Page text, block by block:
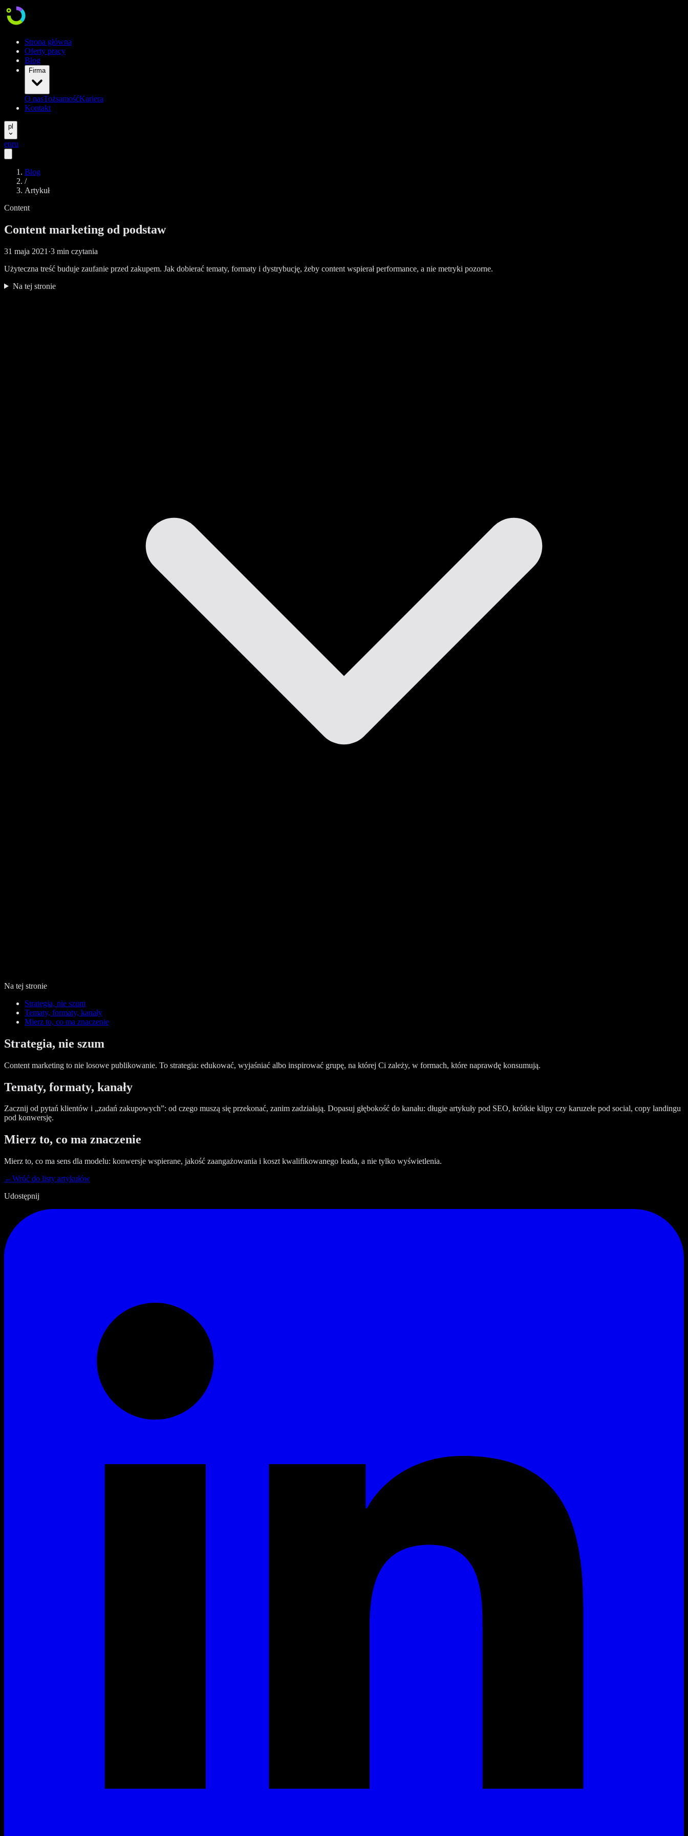
Strona główna
Oferty pracy
Blog
Firma
O nasTożsamośćKariera
Kontakt
pl
enru
Blog
/
Artykuł
Content
Content marketing od podstaw
31 maja 2021 ·3 min czytania
Użyteczna treść buduje zaufanie przed zakupem. Jak dobierać tematy, formaty i dystrybucję, żeby content wspierał performance, a nie metryki pozorne.
Na tej stronie
Na tej stronie
Strategia, nie szum
Tematy, formaty, kanały
Mierz to, co ma znaczenie
Strategia, nie szum
Content marketing to nie losowe publikowanie. To strategia: edukować, wyjaśniać albo inspirować grupę, na której Ci zależy, w formach, które naprawdę konsumują.
Tematy, formaty, kanały
Zacznij od pytań klientów i „zadań zakupowych”: od czego muszą się przekonać, zanim zadziałają. Dopasuj głębokość do kanału: długie artykuły pod SEO, krótkie klipy czy karuzele pod social, copy landingu
pod konwersję.
Mierz to, co ma znaczenie
Mierz to, co ma sens dla modelu: konwersje wspierane, jakość zaangażowania i koszt kwalifikowanego leada, a nie tylko wyświetlenia.
←Wróć do listy artykułów
Udostępnij